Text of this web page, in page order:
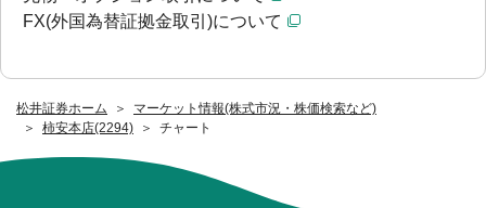
松井証券ホーム
マーケット情報(株式市況・株価検索など)
柿安本店(2294)
チャート
FX(外国為替証拠金取引)について